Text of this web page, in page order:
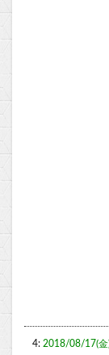
4: 2018/08/17(金